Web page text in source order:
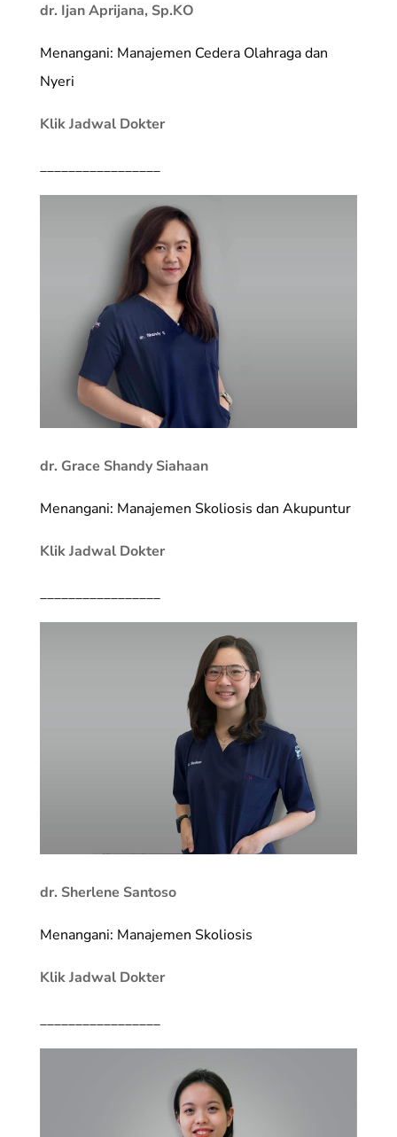
dr. Ijan Aprijana, Sp.KO
Menangani: Manajemen Cedera Olahraga dan
Nyeri
Klik Jadwal Dokter
_________________
dr. Grace Shandy Siahaan
Menangani: Manajemen Skoliosis dan Akupuntur
Klik Jadwal Dokter
_________________
dr. Sherlene Santoso
Menangani: Manajemen Skoliosis
Klik Jadwal Dokter
_________________